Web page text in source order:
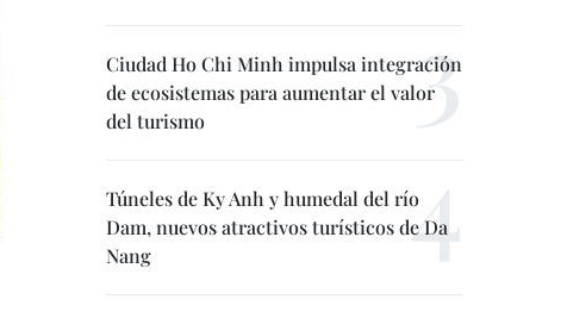
Ciudad Ho Chi Minh impulsa integración
de ecosistemas para aumentar el valor
del turismo
Túneles de Ky Anh y humedal del río
Dam, nuevos atractivos turísticos de Da
Nang